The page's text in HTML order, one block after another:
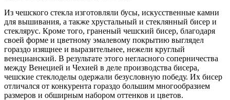
Из чешского стекла изготовляли бусы, искусственные камни
для вышивания, а также хрустальный и стеклянный бисер и
стеклярус. Кроме того, граненый чешский бисер, благодаря
своей форме и цветному эмалевому покрытию выглядел
гораздо изящнее и выразительнее, нежели круглый
венецианский. В результате этого негласного соперничества
между Венецией и Чехией в деле производства бисера,
чешские стеклоделы одержали безусловную победу. Их бисер
отличался от конкурента гораздо большим многообразием
размеров и обширным набором оттенков и цветов.